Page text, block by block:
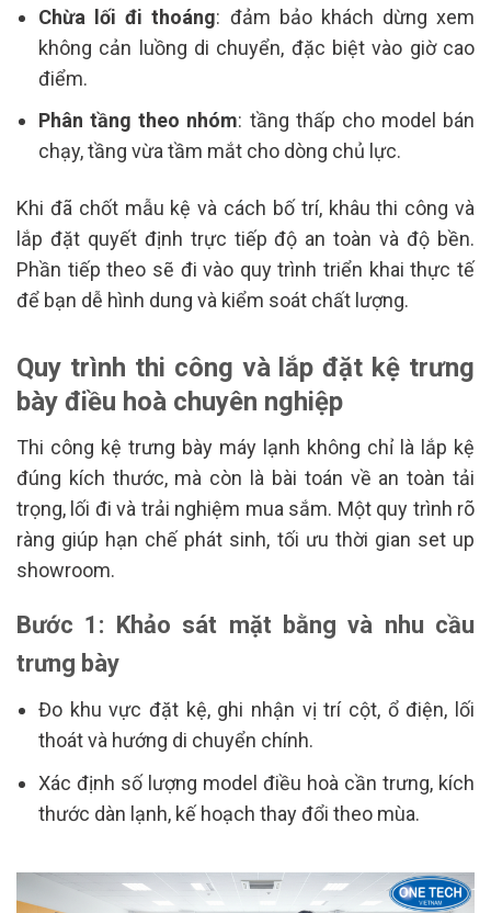
Chừa lối đi thoáng: đảm bảo khách dừng xem
không cản luồng di chuyển, đặc biệt vào giờ cao
điểm.
Phân tầng theo nhóm: tầng thấp cho model bán
chạy, tầng vừa tầm mắt cho dòng chủ lực.
Khi đã chốt mẫu kệ và cách bố trí, khâu thi công và
lắp đặt quyết định trực tiếp độ an toàn và độ bền.
Phần tiếp theo sẽ đi vào quy trình triển khai thực tế
để bạn dễ hình dung và kiểm soát chất lượng.
Quy trình thi công và lắp đặt kệ trưng
bày điều hoà chuyên nghiệp
Thi công kệ trưng bày máy lạnh không chỉ là lắp kệ
đúng kích thước, mà còn là bài toán về an toàn tải
trọng, lối đi và trải nghiệm mua sắm. Một quy trình rõ
ràng giúp hạn chế phát sinh, tối ưu thời gian set up
showroom.
Bước 1: Khảo sát mặt bằng và nhu cầu
trưng bày
Đo khu vực đặt kệ, ghi nhận vị trí cột, ổ điện, lối
thoát và hướng di chuyển chính.
Xác định số lượng model điều hoà cần trưng, kích
thước dàn lạnh, kế hoạch thay đổi theo mùa.